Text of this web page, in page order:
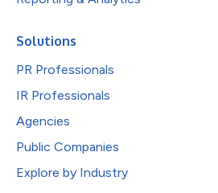
Solutions
PR Professionals
IR Professionals
Agencies
Public Companies
Explore by Industry